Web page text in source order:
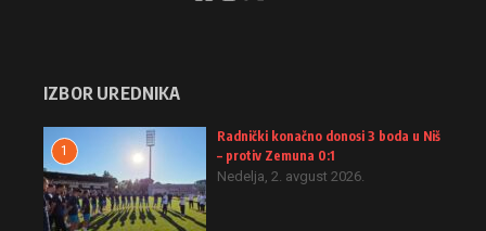
IZBOR UREDNIKA
1
Radnički konačno donosi 3 boda u Niš
– protiv Zemuna 0:1
Nedelja, 2. avgust 2026.